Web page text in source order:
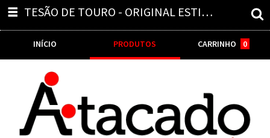
TESÃO DE TOURO - ORIGINAL ESTIMULANTE AFRODISÍACO NATURAL 15ML K-LAB
INÍCIO PRODUTOS CARRINHO 0